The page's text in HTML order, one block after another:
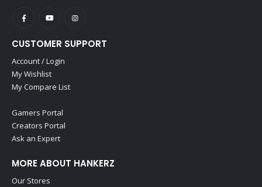
CUSTOMER SUPPORT
Account / Login
My Wishlist
My Compare List
Gamers Portal
Creators Portal
Ask an Expert
MORE ABOUT HANKERZ
Our Stores